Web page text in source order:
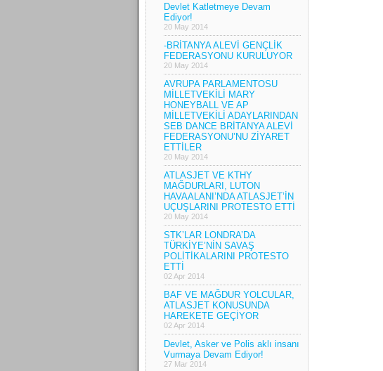
Devlet Katletmeye Devam
Ediyor!
20 May 2014
-BRİTANYA ALEVİ GENÇLİK
FEDERASYONU KURULUYOR
20 May 2014
AVRUPA PARLAMENTOSU
MİLLETVEKİLİ MARY
HONEYBALL VE AP
MİLLETVEKİLİ ADAYLARINDAN
SEB DANCE BRİTANYA ALEVİ
FEDERASYONU’NU ZİYARET
ETTİLER
20 May 2014
ATLASJET VE KTHY
MAĞDURLARI, LUTON
HAVAALANI’NDA ATLASJET’İN
UÇUŞLARINI PROTESTO ETTİ
20 May 2014
STK’LAR LONDRA’DA
TÜRKİYE’NİN SAVAŞ
POLİTİKALARINI PROTESTO
ETTİ
02 Apr 2014
BAF VE MAĞDUR YOLCULAR,
ATLASJET KONUSUNDA
HAREKETE GEÇİYOR
02 Apr 2014
Devlet, Asker ve Polis aklı insanı
Vurmaya Devam Ediyor!
27 Mar 2014